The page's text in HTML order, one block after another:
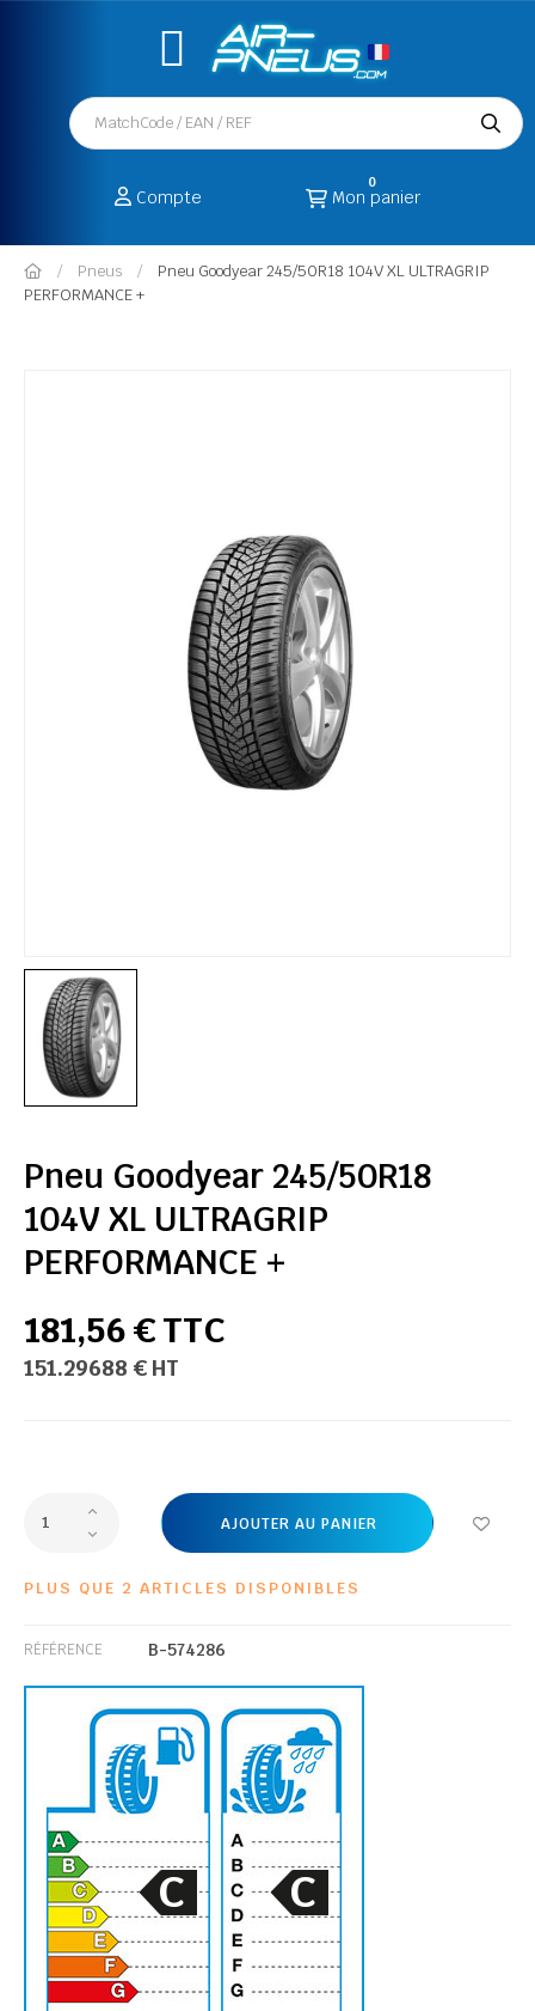
Compte Mon panier
0
Pneus
Pneu Goodyear 245/50R18 104V XL ULTRAGRIP
PERFORMANCE +
Pneu Goodyear 245/50R18
104V XL ULTRAGRIP
PERFORMANCE +
181,56 € TTC
151.29688 € HT
AJOUTER AU PANIER
PLUS QUE 2 ARTICLES DISPONIBLES
RÉFÉRENCE B-574286
C C